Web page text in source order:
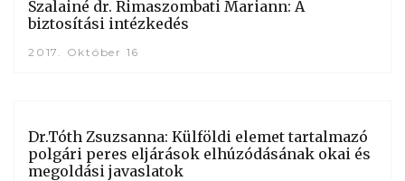
Szalainé dr. Rimaszombati Mariann: A
biztosítási intézkedés
2017. Október 16
Dr.Tóth Zsuzsanna: Külföldi elemet tartalmazó
polgári peres eljárások elhúzódásának okai és
megoldási javaslatok